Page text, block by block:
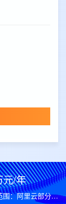
元/年
教师(含博士后)及科研工作者可申请。适用产品范围：阿里云部分公共云产品，可开科研发票。